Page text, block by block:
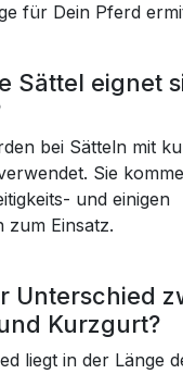
für Dein Pferd
Sättel eignet
bei Sätteln mit
Sie
und einigen
zum Einsatz.
Unterschied
Kurzgurt?
liegt in der Länge